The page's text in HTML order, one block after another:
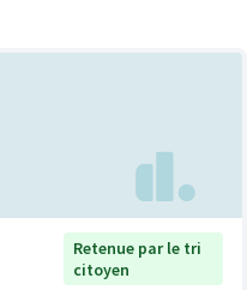
Retenue par le tri
citoyen